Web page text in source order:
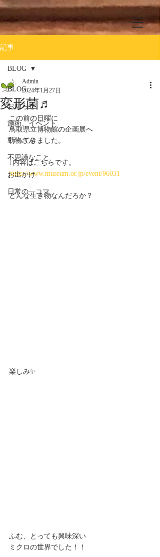
記事
BLOG
お知らせ
施術、イベント
動物さん
不思議なこと
お出かけ
日常の一コマ
BLOG
変形菌♬
Admin
2024年1月27日
この前の日曜に
鳥取県立博物館の企画展へ
行ってきました。
↓内容はこちらです。
https://www.museum.or.jp/event/96031
どんな生き物なんだろか？
楽しみ✨️
ふむ、とっても興味深い
ミクロの世界でした！！